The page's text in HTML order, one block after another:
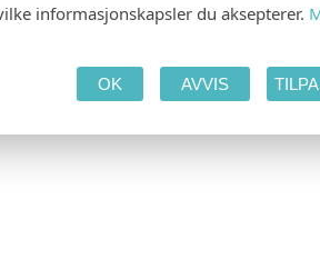
informasjonskapsler du aksepterer.
OK AVVIS